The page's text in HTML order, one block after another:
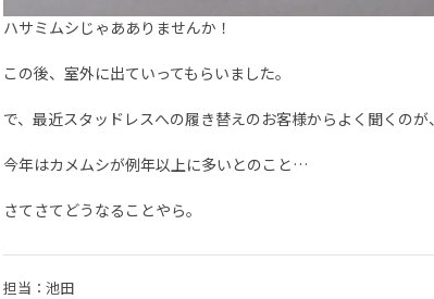
ハサミムシじゃあありませんか！
この後、室外に出ていってもらいました。
で、最近スタッドレスへの履き替えのお客様からよく聞くのが、
今年はカメムシが例年以上に多いとのこと…
さてさてどうなることやら。
担当：池田